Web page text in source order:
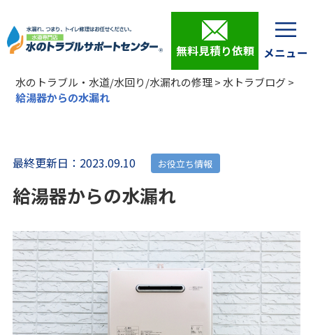
無料見積り依頼
水のトラブル・水道/水回り/水漏れの修理>水トラブログ>
給湯器からの水漏れ
最終更新日：2023.09.10 お役立ち情報
給湯器からの水漏れ